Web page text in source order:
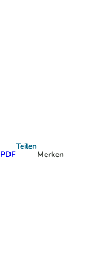
PDF
Teilen
Merken